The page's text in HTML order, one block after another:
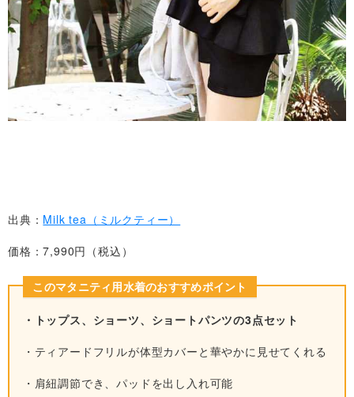
出典： Milk tea（ミルクティー）
価格：7,990円（税込）
このマタニティ用水着のおすすめポイント
・トップス、ショーツ、ショートパンツの3点セット
・ティアードフリルが体型カバーと華やかに見せてくれる
・肩紐調節でき、パッドを出し入れ可能